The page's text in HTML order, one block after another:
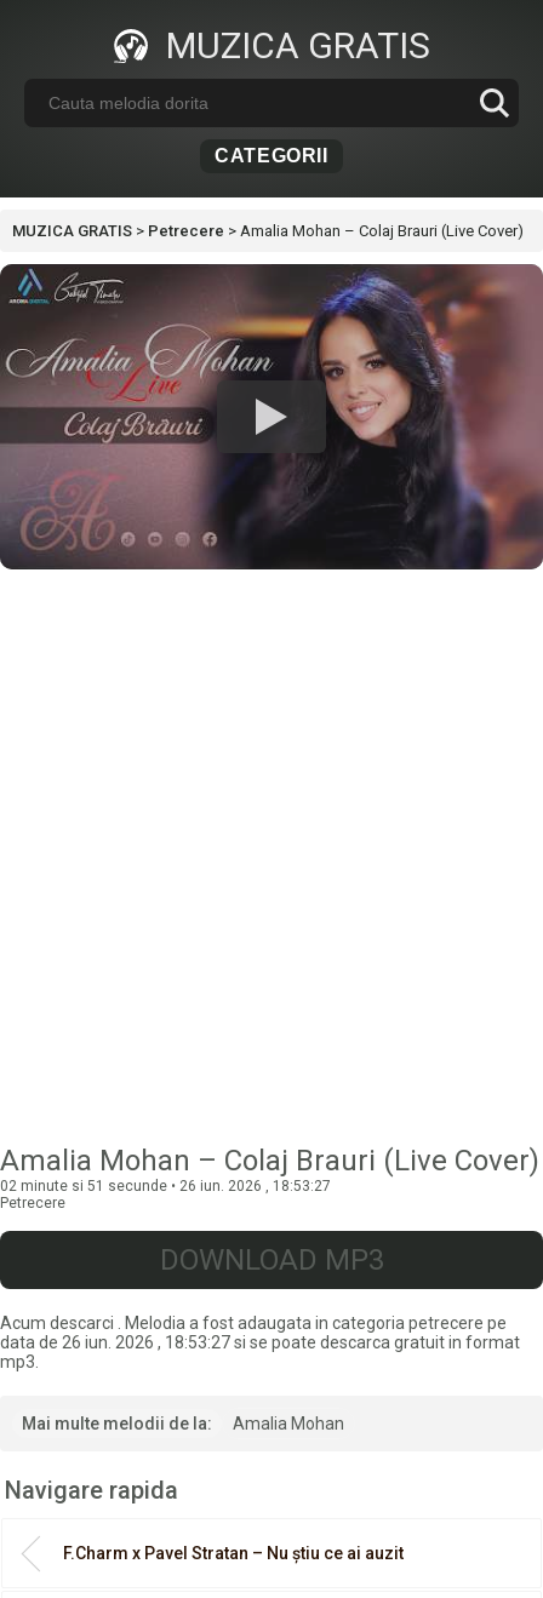
MUZICA GRATIS
CATEGORII
MUZICA GRATIS > Petrecere > Amalia Mohan – Colaj Brauri (Live Cover)
Amalia Mohan – Colaj Brauri (Live Cover)
02 minute si 51 secunde • 26 iun. 2026 , 18:53:27
Petrecere
DOWNLOAD MP3
Acum descarci
. Melodia a fost adaugata in categoria petrecere pe
data de 26 iun. 2026 , 18:53:27 si se poate descarca gratuit in format
mp3.
Mai multe melodii de la: Amalia Mohan
Navigare rapida
F.Charm x Pavel Stratan – Nu știu ce ai auzit